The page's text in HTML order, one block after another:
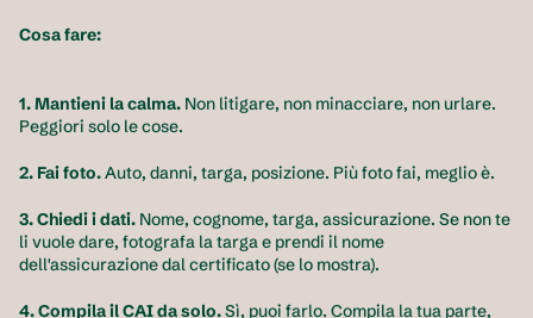
Cosa fare:
1. Mantieni la calma. Non litigare, non minacciare, non urlare.
Peggiori solo le cose.
2. Fai foto. Auto, danni, targa, posizione. Più foto fai, meglio è.
3. Chiedi i dati. Nome, cognome, targa, assicurazione. Se non te
li vuole dare, fotografa la targa e prendi il nome
dell'assicurazione dal certificato (se lo mostra).
4. Compila il CAI da solo. Sì, puoi farlo. Compila la tua parte,